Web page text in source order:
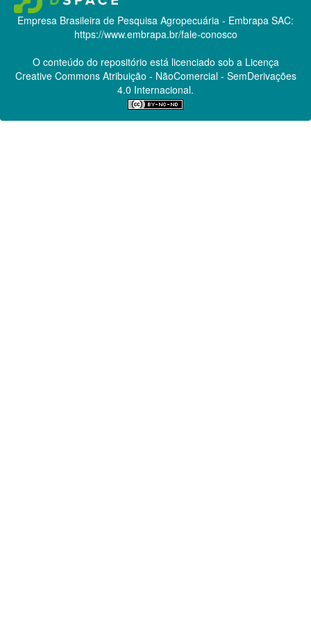
Empresa Brasileira de Pesquisa Agropecuária - Embrapa SAC:
https://www.embrapa.br/fale-conosco
O conteúdo do repositório está licenciado sob a Licença
Creative CommonsAtribuição - NãoComercial - SemDerivações
4.0 Internacional.